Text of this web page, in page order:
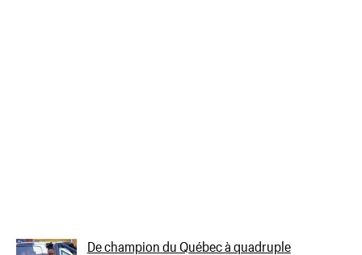
De champion du Québec à quadruple